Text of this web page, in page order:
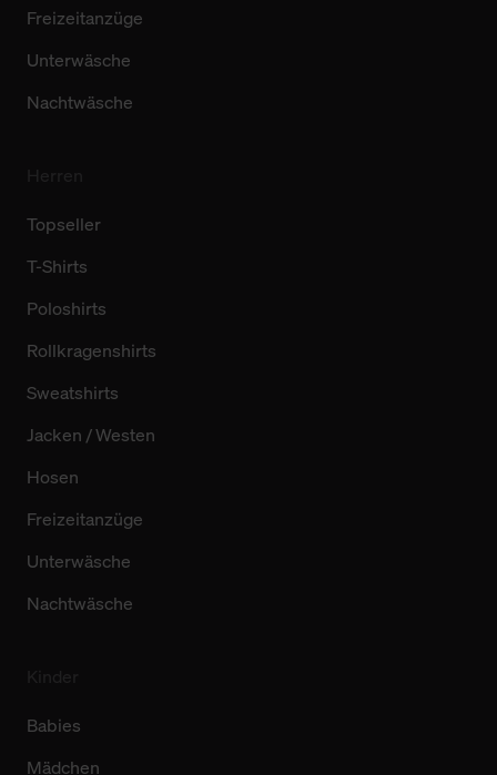
Freizeitanzüge
Unterwäsche
Nachtwäsche
Topseller
T-Shirts
Poloshirts
Rollkragenshirts
Sweatshirts
Jacken / Westen
Hosen
Freizeitanzüge
Unterwäsche
Nachtwäsche
Babies
Mädchen